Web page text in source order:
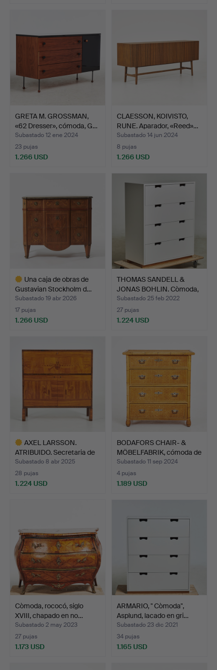
GRETA M. GROSSMAN,
«62 Dresser», cómoda, G…
Subastado 12 ene 2024
23 pujas
1.266 USD
CLAESSON, KOIVISTO,
RUNE. Aparador, «Reed»…
Subastado 14 jun 2024
8 pujas
1.266 USD
Una caja de obras de
Gustavian Stockholm d…
Subastado 19 abr 2026
17 pujas
1.266 USD
THOMAS SANDELL &
JONAS BOHLIN. Còmoda,
"Sn…
Subastado 25 feb 2022
27 pujas
1.224 USD
AXEL LARSSON.
ATRIBUIDO. Secretaria de
Bod…
Subastado 8 abr 2025
28 pujas
1.224 USD
BODAFORS CHAIR- &
MÖBELFABRIK, cómoda de
e…
Subastado 11 sep 2024
4 pujas
1.189 USD
Còmoda, rococó, siglo
XVIII, chapado en no…
Subastado 2 may 2023
27 pujas
1.173 USD
ARMARIO, " Còmoda",
Asplund, lacado en gri…
Subastado 23 dic 2021
34 pujas
1.165 USD